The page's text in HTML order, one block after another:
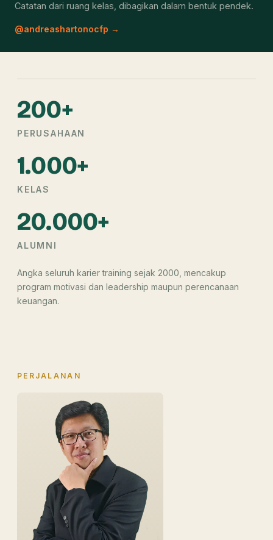
Catatan dari ruang kelas, dibagikan dalam bentuk pendek.
@andreashartonocfp →
200+
PERUSAHAAN
1.000+
KELAS
20.000+
ALUMNI
Angka seluruh karier training sejak 2000, mencakup
program motivasi dan leadership maupun perencanaan
keuangan.
PERJALANAN